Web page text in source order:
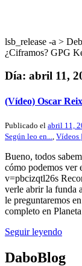
lsb_release -a >
¿Ciframos? GPG
Día: abril 11,
(Vídeo) Oscar
Publicado el abril 11,
Según leo en...
Vídeos
Bueno, todos
cómo podemos ver
v=pbcizqtl26s
verle abrir la funda
le preguntaremos
completo en
Seguir leyendo
DaboBlog